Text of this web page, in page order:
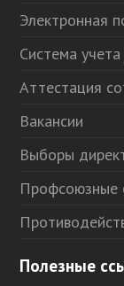
Электронная
Система
Аттестация
Вакансии
Выборы
Профсоюзные
Полезные